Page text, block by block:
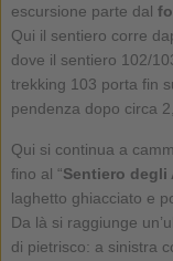
escursione parte dal
Qui il sentiero corre
dove il sentiero 102/
trekking 103 porta fin
pendenza dopo circa
Qui si continua a
fino al “Sentiero degli
laghetto ghiacciato e
Da là si raggiunge
di pietrisco: a sinistra